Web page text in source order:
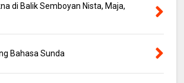
di Balik Semboyan Nista, Maja,
Bahasa Sunda